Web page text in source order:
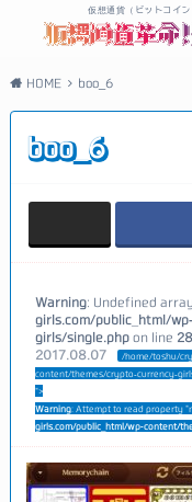
仮想通貨（ビットコイ
HOME boo_6
boo_6
Warning: Undefined
girls.com/public_html/
girls/single.php on line 28
2017.08.07
/home/toshu/
content/themes/crypto-currency-
">
Warning: Attempt to read property
girls.com/public_html/wp-content/